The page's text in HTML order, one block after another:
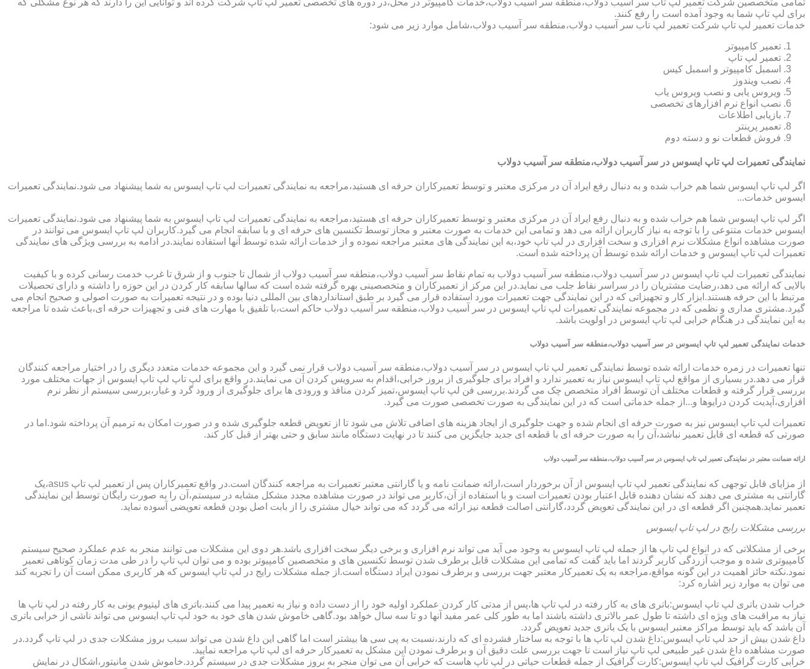
تمامی متخصصین شرکت تعمیر لپ تاب سر آسیب دولاب،منطقه سر آسیب دولاب،خدمات کامپیوتر در محل،در دوره های تخصصی تعمیر لپ تاپ شرکت کرده اند و توانایی این را دارند که هر نوع مشکلی که
برای لپ تاپ شما به وجود آمده است را رفع کنند.
خدمات تعمیر لپ تاپ شرکت تعمیر لپ تاب سر آسیب دولاب،منطقه سر آسیب دولاب،شامل موارد زیر می شود:
تعمیر کامپیوتر
تعمیر لپ تاپ
اسمبل کامپیوتر و اسمبل کیس
نصب ویندوز
ویروس یابی و نصب ویروس یاب
نصب انواع نرم افزارهای تخصصی
بازیابی اطلاعات
تعمیر پرینتر
فروش قطعات نو و دسته دوم
نمایندگی تعمیرات لپ تاپ ایسوس در سر آسیب دولاب،منطقه سر آسیب دولاب
اگر لپ تاپ ایسوس شما هم خراب شده و به دنبال رفع ایراد آن در مرکزی معتبر و توسط تعمیرکاران حرفه ای هستید،مراجعه به نمایندگی تعمیرات لپ تاپ ایسوس به شما پیشنهاد می شود.نمایندگی تعمیرات
ایسوس خدمات...
اگر لپ تاپ ایسوس شما هم خراب شده و به دنبال رفع ایراد آن در مرکزی معتبر و توسط تعمیرکاران حرفه ای هستید،مراجعه به نمایندگی تعمیرات لپ تاپ ایسوس به شما پیشنهاد می شود.نمایندگی تعمیرات
ایسوس خدمات متنوعی را با توجه به نیاز کاربران ارائه می دهد و تمامی این خدمات به صورت معتبر و مجاز توسط تکنسین های حرفه ای و با سابقه انجام می گیرد.کاربران لپ تاپ ایسوس می توانند در
صورت مشاهده انواع مشکلات نرم افزاری و سخت افزاری در لپ تاپ خود،به این نمایندگی های معتبر مراجعه نموده و از خدمات ارائه شده توسط آنها استفاده نمایند.در ادامه به بررسی ویژگی های نمایندگی
تعمیرات لپ تاپ ایسوس و خدمات ارائه شده توسط آن پرداخته شده است.
نمایندگی تعمیرات لپ تاپ ایسوس در سر آسیب دولاب،منطقه سر آسیب دولاب به تمام نقاط سر آسیب دولاب،منطقه سر آسیب دولاب از شمال تا جنوب و از شرق تا غرب خدمت رسانی کرده و با کیفیت
بالایی که ارائه می دهد،رضایت مشتریان را در سراسر نقاط جلب می نماید.در این مرکز از تعمیرکاران و متخصصینی بهره گرفته شده است که سالها سابقه کار کردن در این حوزه را داشته و دارای تحصیلات
مرتبط با این حرفه هستند.ابزار کار و تجهیزاتی که در این نمایندگی جهت تعمیرات مورد استفاده قرار می گیرد بر طبق استانداردهای بین المللی دنیا بوده و در نتیجه تعمیرات به صورت اصولی و صحیح انجام می
گیرد.مشتری مداری و نظمی که در مجموعه نمایندگی تعمیرات لپ تاپ ایسوس در سر آسیب دولاب،منطقه سر آسیب دولاب حاکم است،با تلفیق با مهارت های فنی و تجهیزات حرفه ای،باعث شده تا مراجعه
به این نمایندگی در هنگام خرابی لپ تاپ ایسوس در اولویت باشد.
خدمات نمایندگی تعمیر لپ تاپ ایسوس در سر آسیب دولاب،منطقه سر آسیب دولاب
تنها تعمیرات در زمره خدمات ارائه شده توسط نمایندگی تعمیر لپ تاپ ایسوس در سر آسیب دولاب،منطقه سر آسیب دولاب قرار نمی گیرد و این مجموعه خدمات متعدد دیگری را در اختیار مراجعه کنندگان
قرار می دهد.در بسیاری از مواقع لپ تاپ ایسوس نیاز به تعمیر ندارد و افراد برای جلوگیری از بروز خرابی،اقدام به سرویس کردن آن می نمایند.در واقع برای لپ تاپ لپ تاپ ایسوس از جهات مختلف مورد
بررسی قرار گرفته و قطعات مختلف آن توسط افراد متخصص چک می گردند.بررسی فن لپ تاپ ایسوس،تمیز کردن منافذ و ورودی ها برای جلوگیری از ورود گرد و غبار،بررسی سیستم از نظر نرم
افزاری،آپدیت کردن درایوها و...از جمله خدماتی است که در این نمایندگی به صورت تخصصی صورت می گیرد.
تعمیرات لپ تاپ ایسوس نیز به صورت حرفه ای انجام شده و جهت جلوگیری از ایجاد هزینه های اضافی تلاش می شود تا از تعویض قطعه جلوگیری شده و در صورت امکان به ترمیم آن پرداخته شود.اما در
صورتی که قطعه ای قابل تعمیر نباشد،آن را به صورت حرفه ای با قطعه ای جدید جایگزین می کنند تا در نهایت دستگاه مانند سابق و حتی بهتر از قبل کار کند.
ارائه ضمانت معتبر در نمایندگی تعمیر لپ تاپ ایسوس در سر آسیب دولاب،منطقه سر آسیب دولاب
از مزایای قابل توجهی که نمایندگی تعمیر لپ تاپ ایسوس از آن برخوردار است،ارائه ضمانت نامه و یا گارانتی معتبر تعمیرات به مراجعه کنندگان است.در واقع تعمیرکاران پس از تعمیر لپ تاپ asus،یک
گارانتی به مشتری می دهند که نشان دهنده قابل اعتبار بودن تعمیرات است و با استفاده از آن،کاربر می تواند در صورت مشاهده مجدد مشکل مشابه در سیستم،آن را به صورت رایگان توسط این نمایندگی
تعمیر نماید.همچنین اگر قطعه ای در این نمایندگی تعویض گردد،گارانتی اصالت قطعه نیز ارائه می گردد که می تواند خیال مشتری را از بابت اصل بودن قطعه تعویضی آسوده نماید.
بررسی مشکلات رایج در لپ تاپ ایسوس
برخی از مشکلاتی که در انواع لپ تاپ ها از جمله لپ تاپ ایسوس به وجود می آید می تواند نرم افزاری و برخی دیگر سخت افزاری باشد.هر دوی این مشکلات می توانند منجر به عدم عملکرد صحیح سیستم
کامپیوتری شده و موجب آزردگی کاربر گردند اما باید گفت که تمامی این مشکلات قابل برطرف شدن توسط تکنسین های و متخصصین کامپیوتر بوده و می توان لپ تاپ را در طی مدت زمان کوتاهی تعمیر
نمود.نکته حائز اهمیت در این گونه مواقع،مراجعه به یک تعمیرکار معتبر جهت بررسی و برطرف نمودن ایراد دستگاه است.از جمله مشکلات رایج در لپ تاپ ایسوس که هر کاربری ممکن است آن را تجربه کند
می توان به موارد زیر اشاره کرد:
خراب شدن باتری لپ تاپ ایسوس:باتری های به کار رفته در لپ تاپ ها،پس از مدتی کار کردن عملکرد اولیه خود را از دست داده و نیاز به تعمیر پیدا می کنند.باتری های لیتیوم یونی به کار رفته در لپ تاپ ها
نیاز به مراقبت های ویژه ای داشته تا طول عمر بالاتری داشته باشند اما به طور کلی عمر مفید آنها دو تا سه سال خواهد بود.گاهی خاموش شدن های خود به خود لپ تاپ ایسوس می تواند ناشی از خرابی باتری
آن باشد که باید توسط مراکز معتبر ایسوس با یک باتری جدید تعویض گردد.
داغ شدن بیش از حد لپ تاپ ایسوس:داغ شدن لپ تاپ ها با توجه به ساختار فشرده ای که دارند،نسبت به پی سی ها بیشتر است اما گاهی این داغ شدن می تواند سبب بروز مشکلات جدی در لپ تاپ گردد.در
صورت مشاهده داغ شدن غیر طبیعی لپ تاپ نیاز است تا جهت بررسی علت دقیق آن و برطرف نمودن این مشکل به تعمیرکار حرفه ای لپ تاپ مراجعه نمایید.
خرابی کارت گرافیک لپ تاپ ایسوس:کارت گرافیک از جمله قطعات حیاتی در لپ تاپ هاست که خرابی آن می توان منجر به بروز مشکلات جدی در سیستم گردد.خاموش شدن مانیتور،اشکال در نمایش